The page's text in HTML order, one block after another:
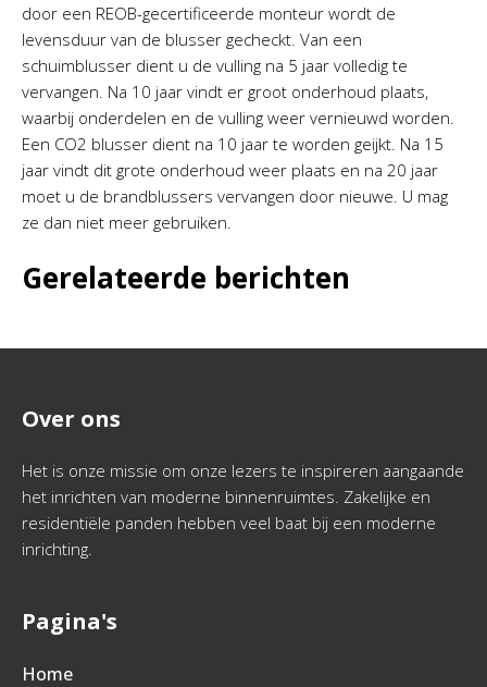
door een REOB-gecertificeerde monteur wordt de
levensduur van de blusser gecheckt. Van een
schuimblusser dient u de vulling na 5 jaar volledig te
vervangen. Na 10 jaar vindt er groot onderhoud plaats,
waarbij onderdelen en de vulling weer vernieuwd worden.
Een CO2 blusser dient na 10 jaar te worden geijkt. Na 15
jaar vindt dit grote onderhoud weer plaats en na 20 jaar
moet u de brandblussers vervangen door nieuwe. U mag
ze dan niet meer gebruiken.
Gerelateerde berichten
Over ons
Het is onze missie om onze lezers te inspireren aangaande
het inrichten van moderne binnenruimtes. Zakelijke en
residentiële panden hebben veel baat bij een moderne
inrichting.
Pagina's
Home